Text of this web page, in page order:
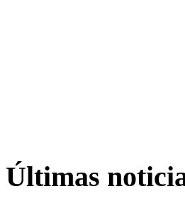
Últimas